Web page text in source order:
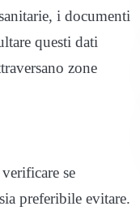
i documenti
questi dati
zone
se
preferibile evitare.